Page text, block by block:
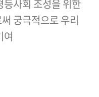
사회 조성을 위한
궁극적으로 우리
여